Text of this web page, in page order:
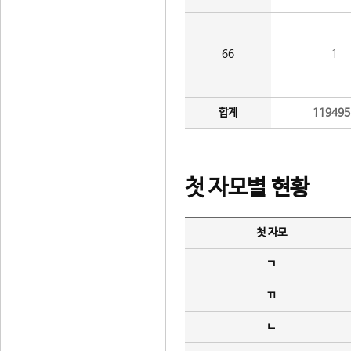
66 1
합계
첫 자모별 현황
첫 자모
ㄱ
ㄲ
ㄴ